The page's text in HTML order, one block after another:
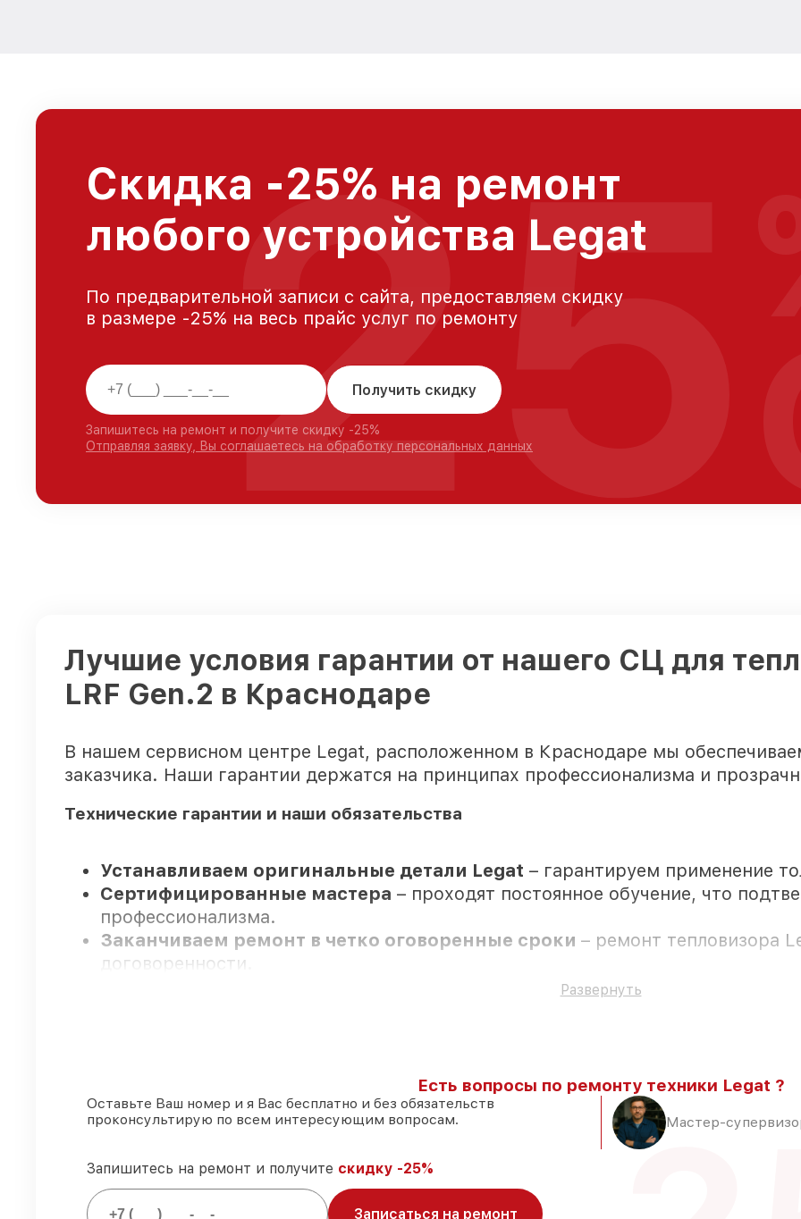
Скидка -25% на ремонт
любого устройства Legat
По предварительной записи с сайта, предоставляем скидку
в размере -25% на весь прайс услуг по ремонту
Получить скидку
Запишитесь на ремонт и получите скидку -25%
Отправляя заявку, Вы соглашаетесь на обработку персональных данных
25
Лучшие условия гарантии от нашего СЦ для
LRF Gen.2 в Краснодаре
В нашем сервисном центре Legat, расположенном в Краснодаре мы
заказчика. Наши гарантии держатся на принципах профессионализма и
Технические гарантии и наши обязательства
Устанавливаем оригинальные детали Legat – гарантируем применение
Сертифицированные мастера – проходят постоянное обучение, что
профессионализма.
Заканчиваем ремонт в четко оговоренные сроки – ремонт тепловизора
договоренности.
– все ремонтные услуги и комплектующие
80%ремонтов выполняем в присутствии клиента
деталей Legat готовы к установке в Краснодаре, остальные доступны
Оригинальные комплектующие Legat и качественные аналоги
85%работ занимают до 2 часов, если мастер приступает к ремонту сразу
Развернуть
Есть вопросы по ремонту техники Legat ?
Оставьте Ваш номер и я Вас бесплатно и без обязательств
проконсультирую по всем интересующим вопросам.
Мастер-
Запишитесь на ремонт и получите скидку -25%
Записаться на ремонт